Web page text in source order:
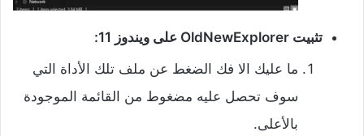
تثبيت OldNewExplorer على ويندوز 11:
ما عليك الا فك الضغط عن ملف تلك الأداة التي
سوف تحصل عليه مضغوط من القائمة الموجودة
بالأعلى.